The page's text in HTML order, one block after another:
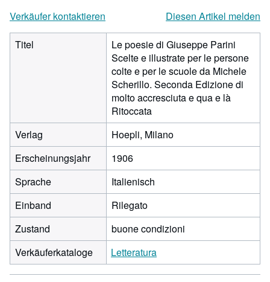
Verkäufer kontaktieren
Diesen Artikel melden
Titel
Le poesie di Giuseppe Parini
Scelte e illustrate per le persone
colte e per le scuole da Michele
Scherillo. Seconda Edizione di
molto accresciuta e qua e là
Ritoccata
Verlag
Hoepli, Milano
Erscheinungsjahr
1906
Sprache
Italienisch
Einband
Rilegato
Zustand
buone condizioni
Verkäuferkataloge
Letteratura